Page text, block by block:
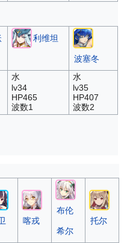
利维坦
波塞冬
水
lv34
HP465
波数1
水
lv35
HP407
波数2
喀戎
布伦
希尔
托尔